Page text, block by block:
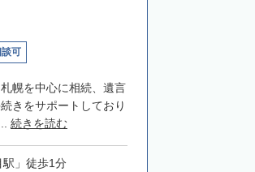
可
幌を中心に相続、遺言
きをサポートしており
続きを読む
」徒歩1分